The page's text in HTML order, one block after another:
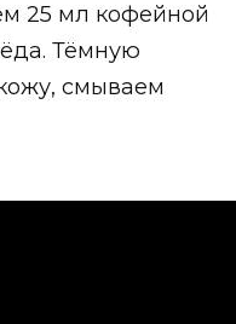
25 мл кофейной
Тёмную
смываем